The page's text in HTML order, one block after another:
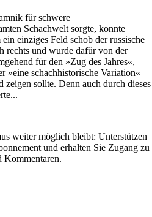
für schwere
Schachwelt sorgte, konnte
einziges Feld schob der russische
rechts und wurde dafür von der
für den »Zug des Jahres«,
»eine schachhistorische Variation«
zeigen sollte. Denn auch durch dieses
weiter möglich bleibt: Unterstützen
und erhalten Sie Zugang zu
Kommentaren.